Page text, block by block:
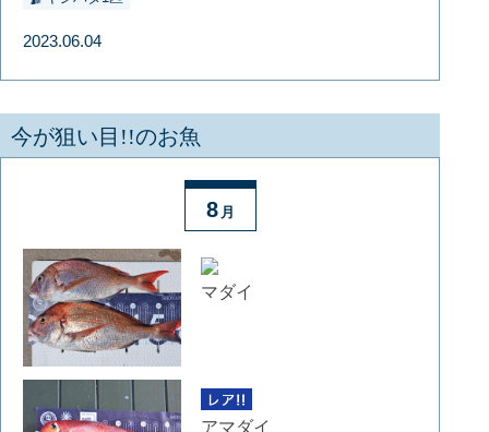
2023.06.04
今が狙い目!!のお魚
8 月
マダイ
アマダイ